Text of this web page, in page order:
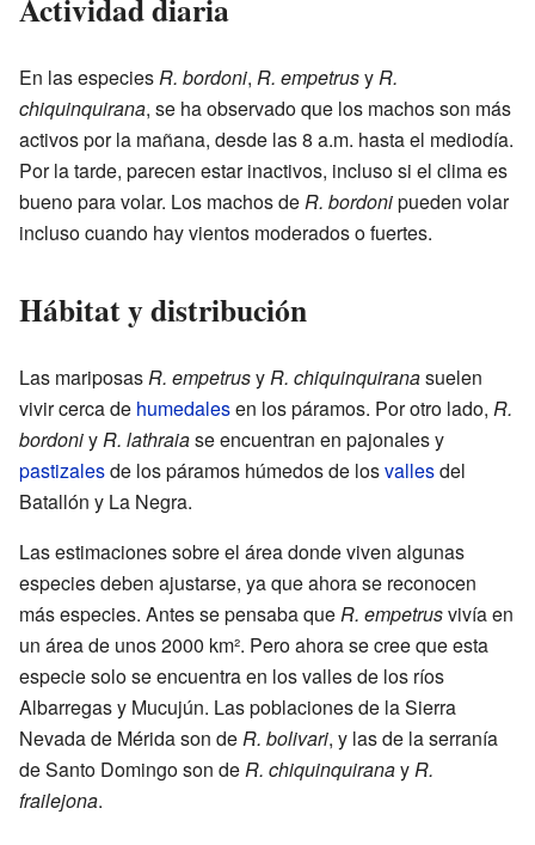
Actividad diaria
En las especiesR. bordoni, R. empetrusyR.
chiquinquirana, se ha observado que los machos son más
activos por la mañana, desde las 8 a.m. hasta el mediodía.
Por la tarde, parecen estar inactivos, incluso si el clima es
bueno para volar. Los machos deR. bordonipueden volar
incluso cuando hay vientos moderados o fuertes.
Hábitat y distribución
Las mariposasR. empetrusyR. chiquinquiranasuelen
vivir cerca de humedalesen los páramos. Por otro lado, R.
bordoniyR. lathraiase encuentran en pajonales y
pastizalesde los páramos húmedos de losvallesdel
Batallón y La Negra.
Las estimaciones sobre el área donde viven algunas
especies deben ajustarse, ya que ahora se reconocen
más especies. Antes se pensaba queR. empetrusvivía en
un área de unos 2000 km². Pero ahora se cree que esta
especie solo se encuentra en los valles de los ríos
Albarregas y Mucujún. Las poblaciones de la Sierra
Nevada de Mérida son deR. bolivari, y las de la serranía
de Santo Domingo son deR. chiquinquiranayR.
frailejona.